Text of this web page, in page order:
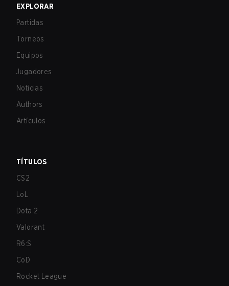
EXPLORAR
Partidas
Torneos
Equipos
Jugadores
Noticias
Authors
Artículos
TÍTULOS
CS2
LoL
Dota 2
Valorant
R6:S
CoD
Rocket League